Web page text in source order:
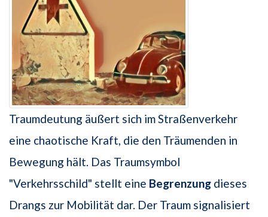
Traumdeutung äußert sich im Straßenverkehr
eine chaotische Kraft, die den Träumenden in
Bewegung hält. Das Traumsymbol
"Verkehrsschild" stellt eine Begrenzung dieses
Drangs zur Mobilität dar. Der Traum signalisiert